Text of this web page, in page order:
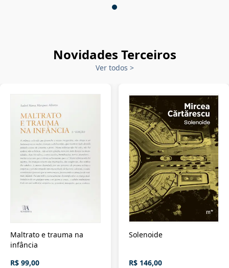
Novidades Terceiros
Ver todos >
Maltrato e trauma na
infância
R$ 99,00
Solenoide
R$ 146,00